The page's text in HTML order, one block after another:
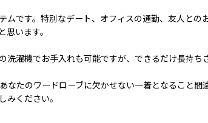
ムです。特別なデート、オフィスの通勤、友人と
思います。
濯機でお手入れも可能ですが、できるだけ長持ち
たのワードローブに欠かせない一着となること
みください。